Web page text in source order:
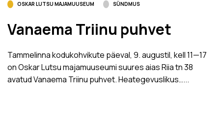
OSKAR LUTSU MAJAMUUSEUM SÜNDMUS
Vanaema Triinu puhvet
Tammelinna kodukohvikute päeval, 9. augustil, kell 11­—17
on Oskar Lutsu majamuuseumi suures aias Riia tn 38
avatud Vanaema Triinu puhvet. Heategevuslikus…...